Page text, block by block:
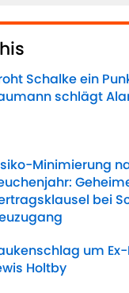
Schalke ein
schlägt
Minimierung
bei
by on Invalid
um
Holtby
by on Invalid